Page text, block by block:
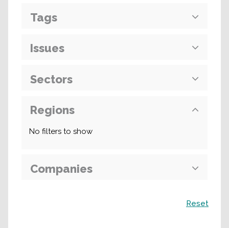
Tags
Issues
Sectors
Regions
No filters to show
Companies
Reset